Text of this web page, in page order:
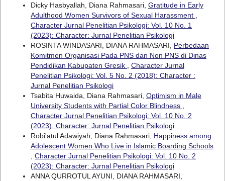
Dicky Hasbyallah, Diana Rahmasari, Gratitude in Early
Adulthood Women Survivors of Sexual Harassment
Character Jurnal Penelitian Psikologi: Vol. 10 No. 1
(2023): Character: Jurnal Penelitian Psikologi
ROSINTA WINDASARI, DIANA RAHMASARI, Perbedaan
Komitmen Organisasi Pada PNS dan Non PNS di Dinas
Pendidikan Kabupaten Gresik
Character Jurnal
Penelitian Psikologi: Vol. 5 No. 2 (2018): Character :
Jurnal Penelitian Psikologi
Tsabita Huwaida, Diana Rahmasari, Optimism in Male
University Students with Partial Color Blindness
Character Jurnal Penelitian Psikologi: Vol. 10 No. 2
(2023): Character: Jurnal Penelitian Psikologi
Robi'atul Adawiyah, Diana Rahmasari, Happiness among
Adolescent Women Who Live in Islamic Boarding Schools
Character Jurnal Penelitian Psikologi: Vol. 10 No. 2
(2023): Character: Jurnal Penelitian Psikologi
ANNA QURROTUL AYUNI, DIANA RAHMASARI,